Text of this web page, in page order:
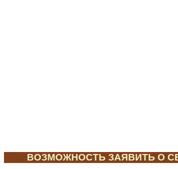
ВОЗМОЖНОСТЬ ЗАЯВИТЬ О